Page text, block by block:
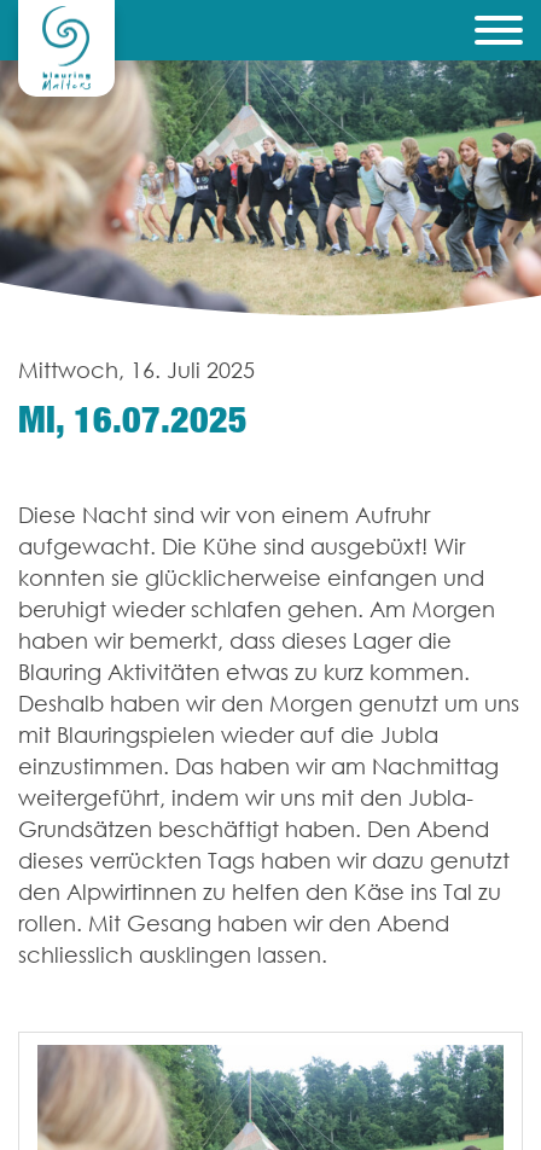
Mittwoch, 16. Juli 2025
MI, 16.07.2025
Diese Nacht sind wir von einem Aufruhr
aufgewacht. Die Kühe sind ausgebüxt! Wir
konnten sie glücklicherweise einfangen und
beruhigt wieder schlafen gehen. Am Morgen
haben wir bemerkt, dass dieses Lager die
Blauring Aktivitäten etwas zu kurz kommen.
Deshalb haben wir den Morgen genutzt um uns
mit Blauringspielen wieder auf die Jubla
einzustimmen. Das haben wir am Nachmittag
weitergeführt, indem wir uns mit den Jubla-
Grundsätzen beschäftigt haben. Den Abend
dieses verrückten Tags haben wir dazu genutzt
den Alpwirtinnen zu helfen den Käse ins Tal zu
rollen. Mit Gesang haben wir den Abend
schliesslich ausklingen lassen.